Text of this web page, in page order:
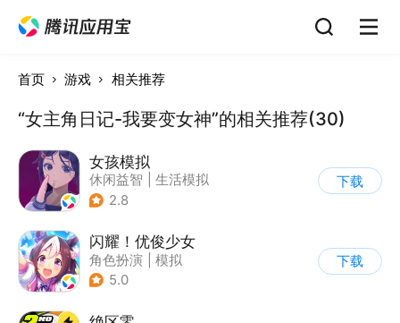
首页 游戏 相关推荐
“女主角日记-我要变女神”的相关推荐(30)
女孩模拟
休闲益智
生活模拟
| 校园
2.8
下载
闪耀！优俊少女
角色扮演
模拟
| 女性向
5.0
下载